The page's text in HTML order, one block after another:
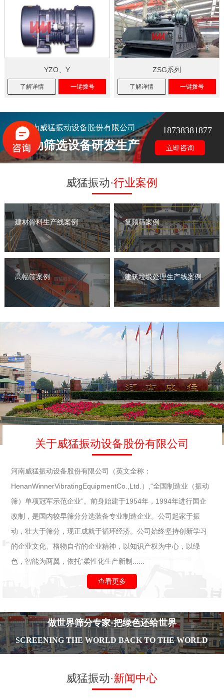
YZO、Y
了解详情 一键拨号
ZSG系列
了解详情 一键拨号
河南威猛振动设备股份有限公司
振动筛选设备研发生产
18738381877
立即咨询
威猛振动·行业案例
建材骨料生产线案例 复频筛案例
高幅筛案例 建筑垃圾处理生产线案例
关于威猛振动设备股份有限公司
河南威猛振动设备股份有限公司（英文全称：
HenanWinnerVibratingEquipmentCo.,Ltd.）,“全国制造业（振动
筛）单项冠军示范企业”。前身始建于1954年，1994年进行国企
改制，是国内较早筛分分选装备专业制造企业。公司起家于振
动，壮大于筛分，现正成就于循环经济。公司始终坚持创新学习
的企业文化、格物自省的企业精神，以知识产权为中心，以绿
色，智能为两翼，依托“柔性化生产新制......
查看更多
做世界筛分专家·把绿色还给世界
SCREENING THE WORLD BACK TO THE WORLD
威猛振动·新闻中心